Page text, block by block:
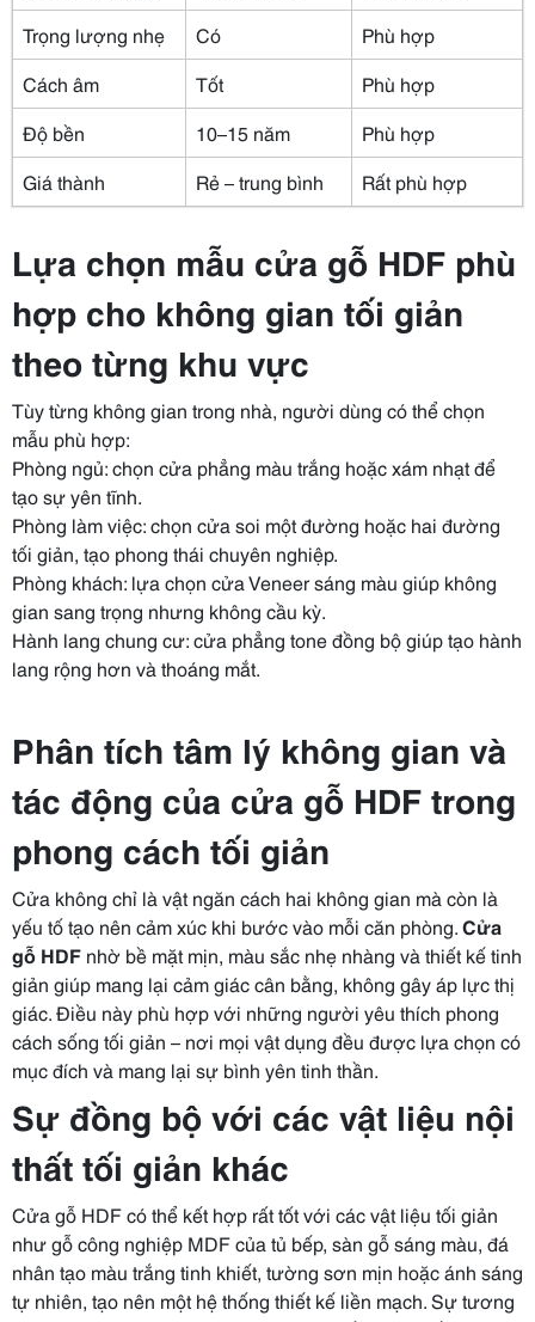
Trọng lượng nhẹ
Có
Phù hợp
Cách âm
Tốt
Phù hợp
Độ bền
10–15 năm
Phù hợp
Giá thành
Rẻ – trung bình Rất phù hợp
Lựa chọn mẫu cửa gỗ HDF phù
hợp cho không gian tối giản
theo từng khu vực
Tùy từng không gian trong nhà, người dùng có thể chọn
mẫu phù hợp:
Phòng ngủ: chọn cửa phẳng màu trắng hoặc xám nhạt để
tạo sự yên tĩnh.
Phòng làm việc: chọn cửa soi một đường hoặc hai đường
tối giản, tạo phong thái chuyên nghiệp.
Phòng khách: lựa chọn cửa Veneer sáng màu giúp không
gian sang trọng nhưng không cầu kỳ.
Hành lang chung cư: cửa phẳng tone đồng bộ giúp tạo hành
lang rộng hơn và thoáng mắt.
Phân tích tâm lý không gian và
tác động của cửa gỗ HDF trong
phong cách tối giản
Cửa không chỉ là vật ngăn cách hai không gian mà còn là
yếu tố tạo nên cảm xúc khi bước vào mỗi căn phòng.Cửa
gỗ HDF nhờ bề mặt mịn, màu sắc nhẹ nhàng và thiết kế tinh
giản giúp mang lại cảm giác cân bằng, không gây áp lực thị
giác. Điều này phù hợp với những người yêu thích phong
cách sống tối giản – nơi mọi vật dụng đều được lựa chọn có
mục đích và mang lại sự bình yên tinh thần.
Sự đồng bộ với các vật liệu nội
thất tối giản khác
Cửa gỗ HDF có thể kết hợp rất tốt với các vật liệu tối giản
như gỗ công nghiệp MDF của tủ bếp, sàn gỗ sáng màu, đá
nhân tạo màu trắng tinh khiết, tường sơn mịn hoặc ánh sáng
tự nhiên, tạo nên một hệ thống thiết kế liền mạch. Sự tương